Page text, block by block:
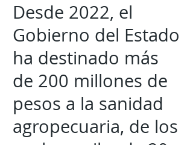
Desde 2022, el
Gobierno del Estado
ha destinado más
de 200 millones de
pesos a la sanidad
agropecuaria, de los